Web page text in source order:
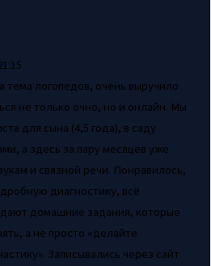
тема логопедов, очень выручило
не только очно, но и онлайн. Мы
для сына (4,5 года), в саду
а здесь за пару месяцев уже
и связной речи. Понравилось,
диагностику, всё
домашние задания, которые
а не просто «делайте
Записывались через сайт